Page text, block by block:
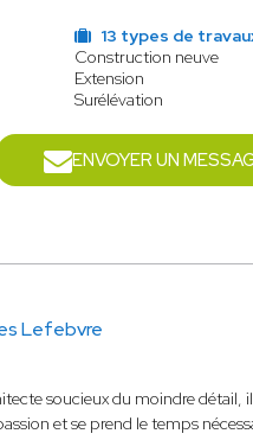
13 types de
Construction neuve
Extension
Surélévation
ENVOYER UN
Lefebvre
soucieux du moindre détail,
et se prend le temps